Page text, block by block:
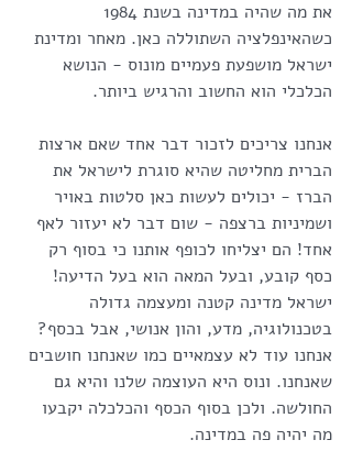
כשהאינפלציה השתוללה כאן. מאחר ומדינת
ישראל מושפעת פעמיים מונוס - הנושא
הכלכלי הוא החשוב והרגיש ביותר.
אנחנו צריכים לזכור דבר אחד שאם ארצות
הברית מחליטה שהיא סוגרת לישראל את
הברז - יכולים לעשות כאן סלטות באויר
ושמיניות ברצפה - שום דבר לא יעזור לאף
אחד! הם יצליחו לכופף אותנו כי בסוף רק
כסף קובע, ובעל המאה הוא בעל הדיעה!
ישראל מדינה קטנה ומעצמה גדולה
בטכנולוגיה, מדע, והון אנושי, אבל בכסף?
אנחנו עוד לא עצמאיים כמו שאנחנו חושבים
שאנחנו. ונוס היא העוצמה שלנו והיא גם
החולשה. ולכן בסוף הכסף והכלכלה יקבעו
מה יהיה פה במדינה.